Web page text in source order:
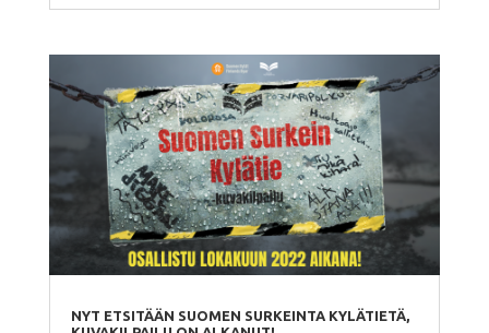
NYT ETSITÄÄN SUOMEN SURKEINTA KYLÄTIETÄ,